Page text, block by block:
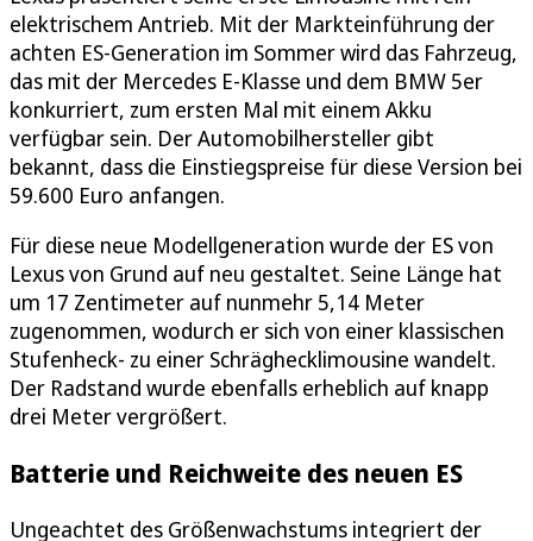
elektrischem Antrieb. Mit der Markteinführung der
achten ES-Generation im Sommer wird das Fahrzeug,
das mit der Mercedes E-Klasse und dem BMW 5er
konkurriert, zum ersten Mal mit einem Akku
verfügbar sein. Der Automobilhersteller gibt
bekannt, dass die Einstiegspreise für diese Version bei
59.600 Euro anfangen.
Für diese neue Modellgeneration wurde der ES von
Lexus von Grund auf neu gestaltet. Seine Länge hat
um 17 Zentimeter auf nunmehr 5,14 Meter
zugenommen, wodurch er sich von einer klassischen
Stufenheck- zu einer Schräghecklimousine wandelt.
Der Radstand wurde ebenfalls erheblich auf knapp
drei Meter vergrößert.
Batterie und Reichweite des neuen ES
Ungeachtet des Größenwachstums integriert der